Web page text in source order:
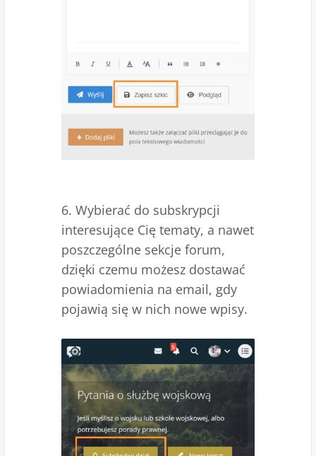
6. Wybierać do subskrypcji
interesujące Cię tematy, a nawet
poszczególne sekcje forum,
dzięki czemu możesz dostawać
powiadomienia na email, gdy
pojawią się w nich nowe wpisy.